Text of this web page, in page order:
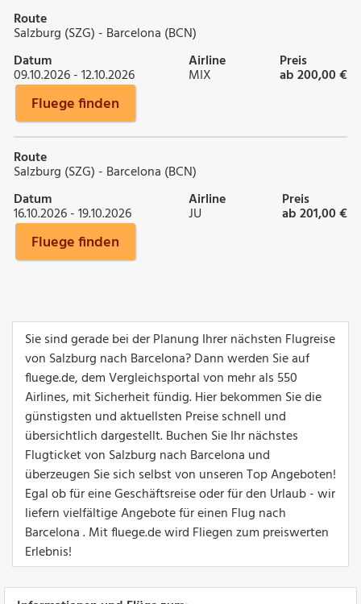
Route
Salzburg (SZG) - Barcelona (BCN)
Datum
09.10.2026 - 12.10.2026
Airline
MIX
Preis
ab 200,00 €
Fluege finden
Route
Salzburg (SZG) - Barcelona (BCN)
Datum
16.10.2026 - 19.10.2026
Airline
JU
Preis
ab 201,00 €
Fluege finden
Sie sind gerade bei der Planung Ihrer nächsten Flugreise
von Salzburg nach Barcelona? Dann werden Sie auf
fluege.de, dem Vergleichsportal von mehr als 550
Airlines, mit Sicherheit fündig. Hier bekommen Sie die
günstigsten und aktuellsten Preise schnell und
übersichtlich dargestellt. Buchen Sie Ihr nächstes
Flugticket von Salzburg nach Barcelona und
überzeugen Sie sich selbst von unseren Top Angeboten!
Egal ob für eine Geschäftsreise oder für den Urlaub - wir
liefern vielfältige Angebote für einen Flug nach
Barcelona . Mit fluege.de wird Fliegen zum preiswerten
Erlebnis!